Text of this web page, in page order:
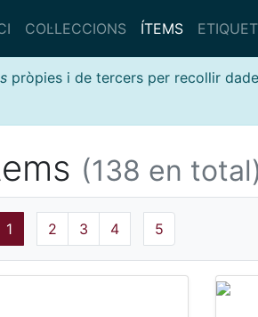
COL·LECCIONS ÍTEMS
pròpies i de tercers per recollir
(138 en total)
1 2 3 4 5